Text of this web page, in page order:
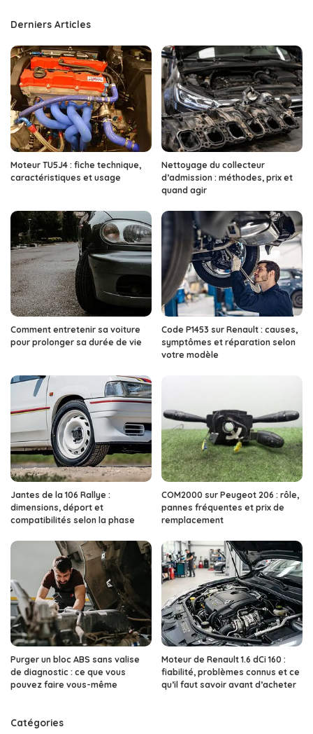
Derniers Articles
Moteur TU5J4 : fiche technique,
caractéristiques et usage
Nettoyage du collecteur
d’admission : méthodes, prix et
quand agir
Comment entretenir sa voiture
pour prolonger sa durée de vie
Code P1453 sur Renault : causes,
symptômes et réparation selon
votre modèle
Jantes de la 106 Rallye :
dimensions, déport et
compatibilités selon la phase
COM2000 sur Peugeot 206 : rôle,
pannes fréquentes et prix de
remplacement
Purger un bloc ABS sans valise
de diagnostic : ce que vous
pouvez faire vous-même
Moteur de Renault 1.6 dCi 160 :
fiabilité, problèmes connus et ce
qu’il faut savoir avant d’acheter
Catégories